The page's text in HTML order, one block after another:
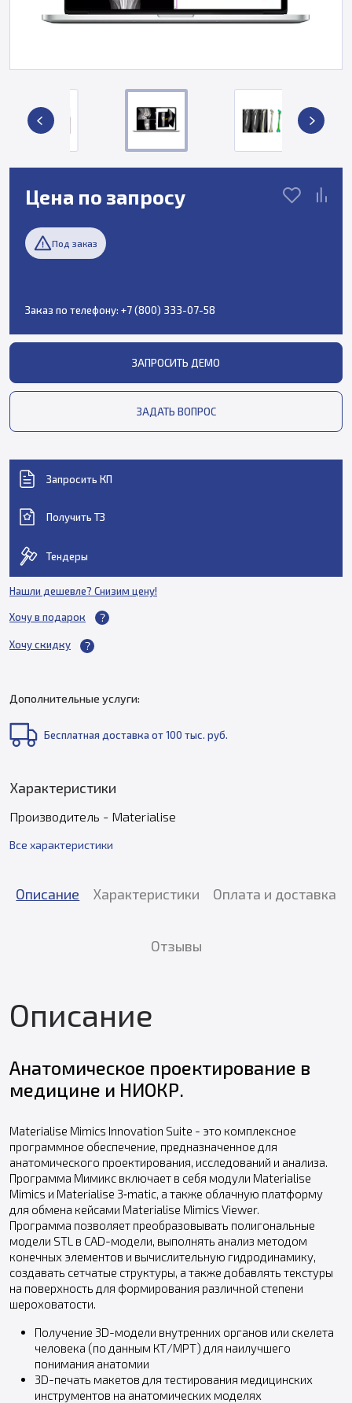
Цена по запросу
Под заказ
Заказ по телефону: +7 (800) 333-07-58
ЗАПРОСИТЬ ДЕМО
ЗАДАТЬ ВОПРОС
Запросить КП
Получить ТЗ
Тендеры
Нашли дешевле? Снизим цену!
Хочу в подарок
Хочу скидку
Дополнительные услуги:
Бесплатная доставка от 100 тыс. руб.
Характеристики
Производитель - Materialise
Все характеристики
Описание Характеристики Оплата и доставка
Отзывы
Описание
Анатомическое проектирование в
медицине и НИОКР.
Materialise Mimics Innovation Suite - это комплексное
программное обеспечение, предназначенное для
анатомического проектирования, исследований и анализа.
Программа Мимикс включает в себя модули Materialise
Mimics и Materialise 3‑matic, а также облачную платформу
для обмена кейсами Materialise Mimics Viewer.
Программа позволяет преобразовывать полигональные
модели STL в CAD-модели, выполнять анализ методом
конечных элементов и вычислительную гидродинамику,
создавать сетчатые структуры, а также добавлять текстуры
на поверхность для формирования различной степени
шероховатости.
Получение 3D-модели внутренних органов или скелета
человека (по данным КТ/МРТ) для наилучшего
понимания анатомии
3D-печать макетов для тестирования медицинских
инструментов на анатомических моделях